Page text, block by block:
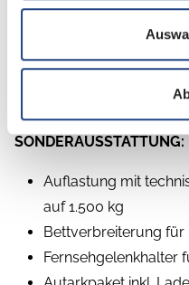
SONDERAUSSTATTUNG:
Auflastung mit
auf 1.500 kg
Bettverbreiterung für
Fernsehgelenkhalter